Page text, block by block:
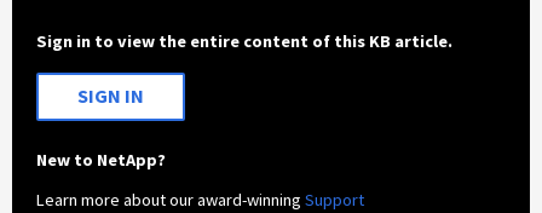
Sign in to view the entire content of this KB article.
SIGN IN
New to NetApp?
Learn more about our award-winningSupport